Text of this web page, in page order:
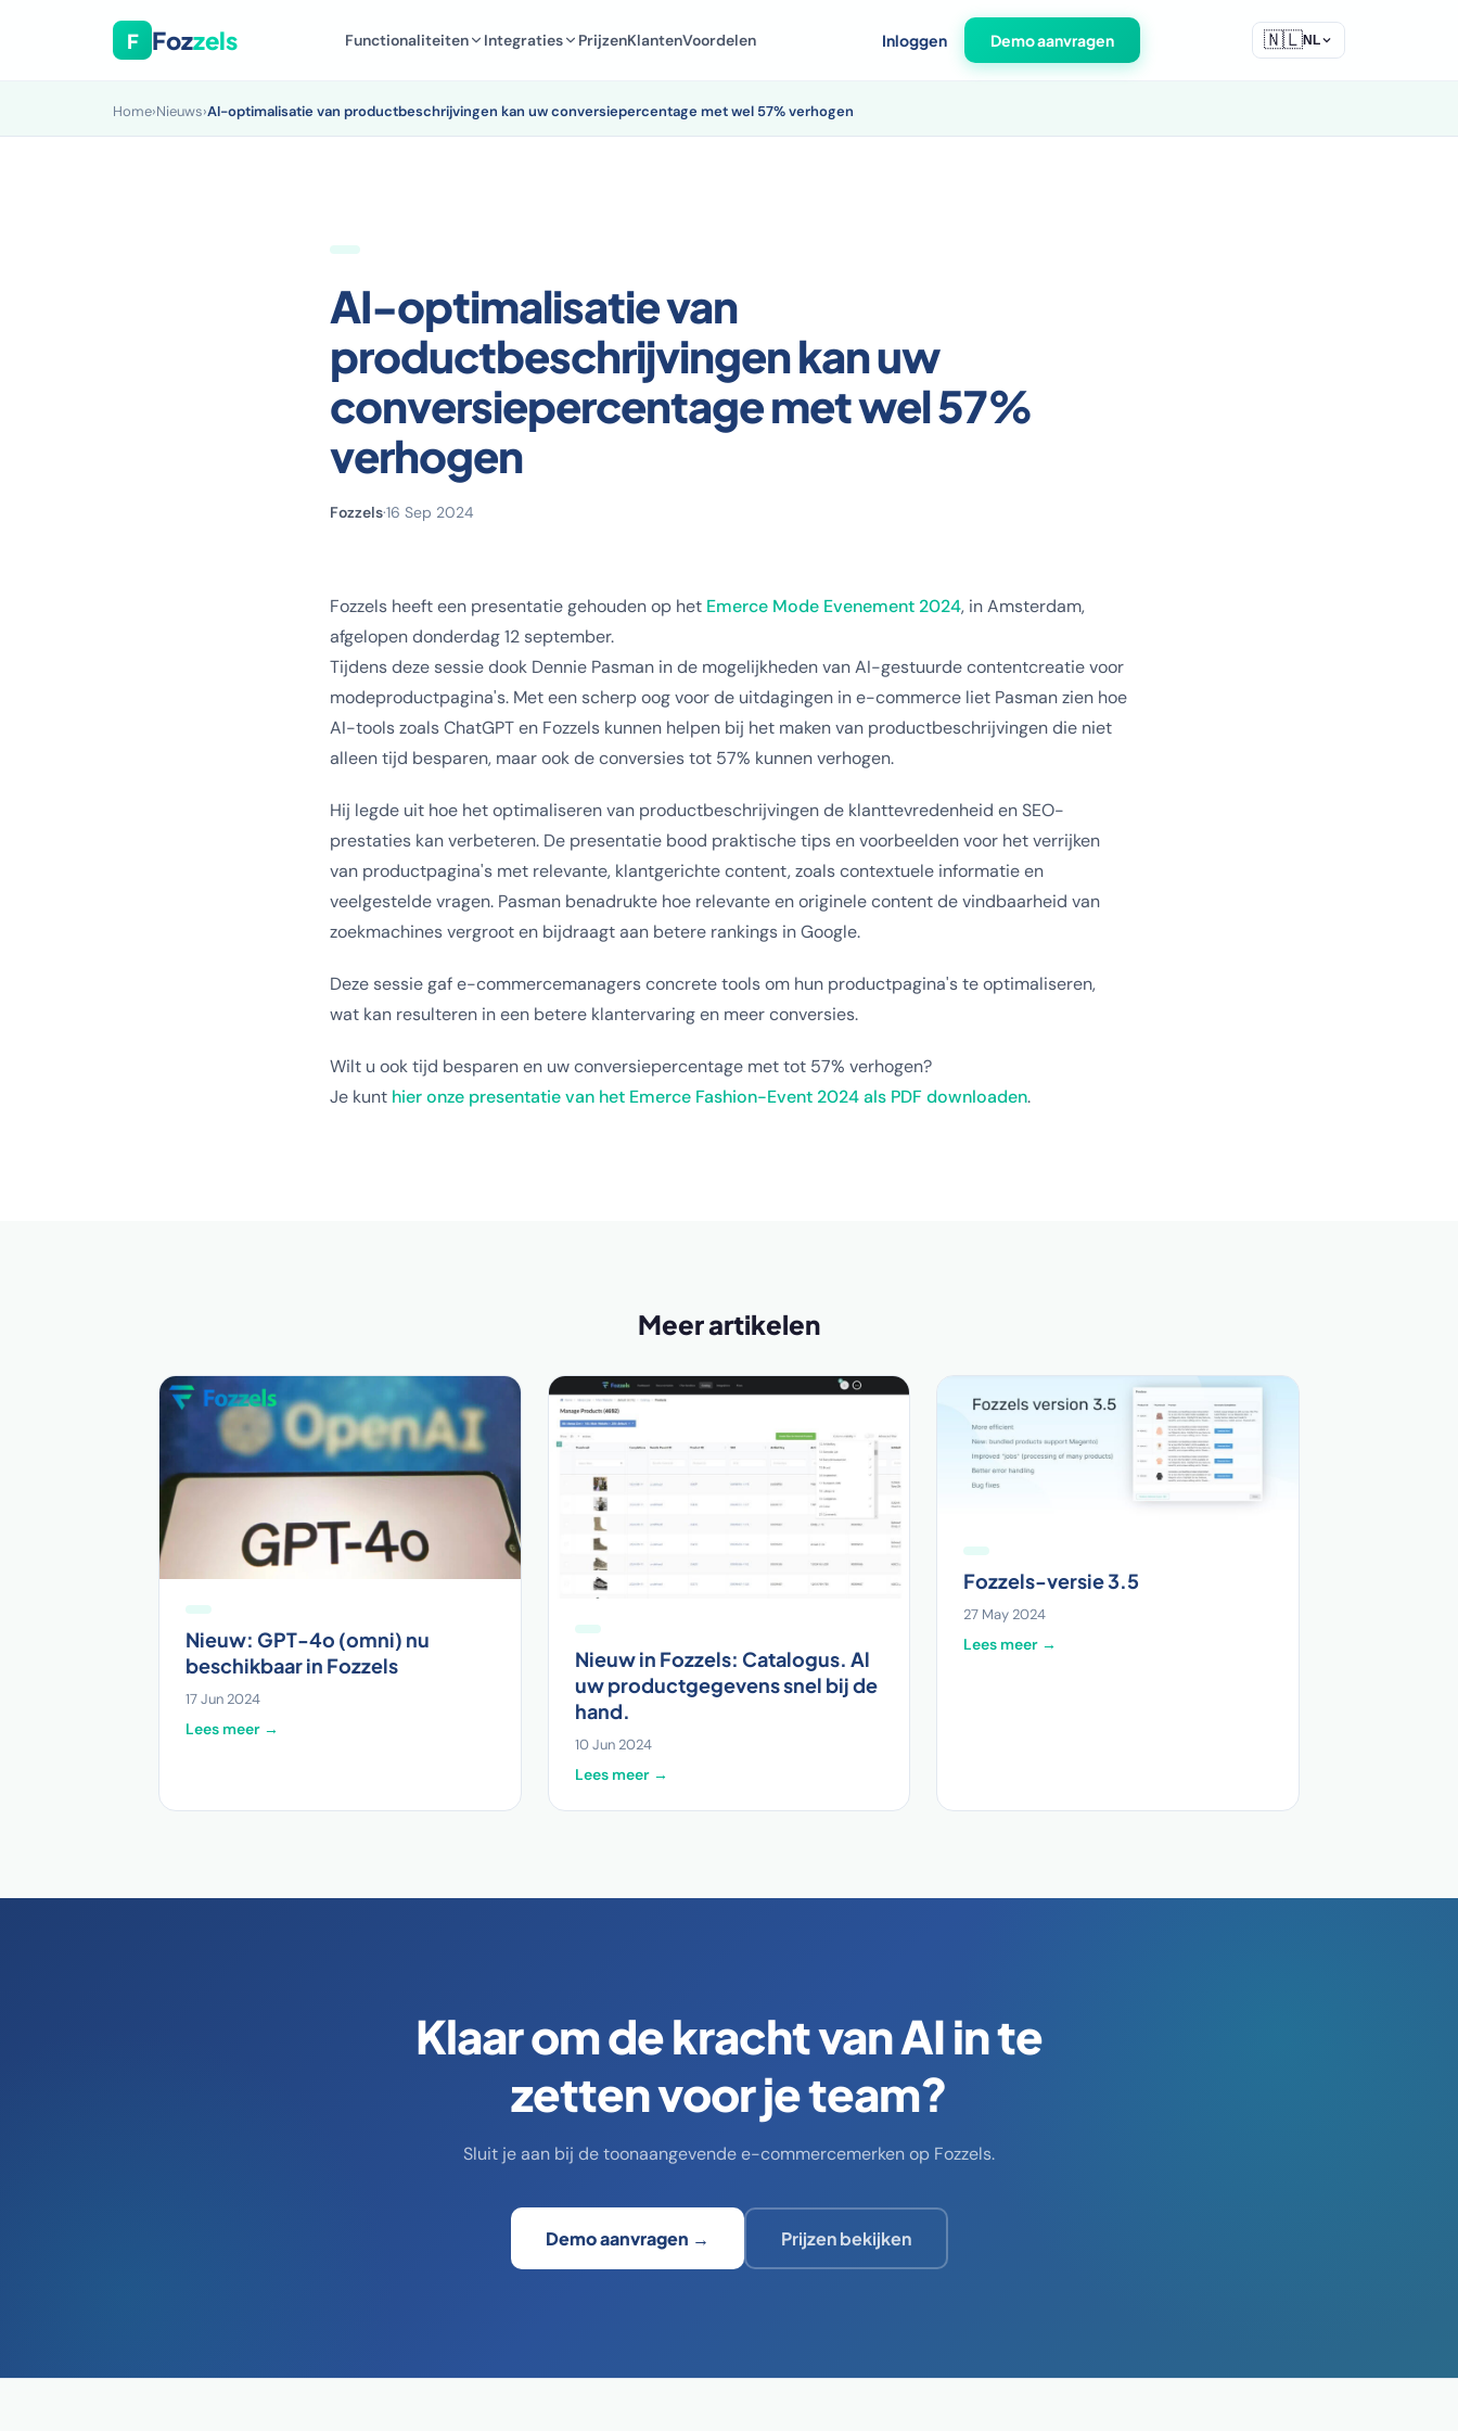
F Fozzels Functionaliteiten Integraties PrijzenKlantenVoordelen Inloggen Demo aanvragen 🇳🇱NL
Home›Nieuws›AI-optimalisatie van productbeschrijvingen kan uw conversiepercentage met wel 57% verhogen
AI-optimalisatie van
productbeschrijvingen kan uw
conversiepercentage met wel 57%
verhogen
Fozzels·16 Sep 2024
Fozzels heeft een presentatie gehouden op het Emerce Mode Evenement 2024, in Amsterdam,
afgelopen donderdag 12 september.
Tijdens deze sessie dook Dennie Pasman in de mogelijkheden van AI-gestuurde contentcreatie voor
modeproductpagina's. Met een scherp oog voor de uitdagingen in e-commerce liet Pasman zien hoe
AI-tools zoals ChatGPT en Fozzels kunnen helpen bij het maken van productbeschrijvingen die niet
alleen tijd besparen, maar ook de conversies tot 57% kunnen verhogen.
Hij legde uit hoe het optimaliseren van productbeschrijvingen de klanttevredenheid en SEO-
prestaties kan verbeteren. De presentatie bood praktische tips en voorbeelden voor het verrijken
van productpagina's met relevante, klantgerichte content, zoals contextuele informatie en
veelgestelde vragen. Pasman benadrukte hoe relevante en originele content de vindbaarheid van
zoekmachines vergroot en bijdraagt aan betere rankings in Google.
Deze sessie gaf e-commercemanagers concrete tools om hun productpagina's te optimaliseren,
wat kan resulteren in een betere klantervaring en meer conversies.
Wilt u ook tijd besparen en uw conversiepercentage met tot 57% verhogen?
Je kunt hier onze presentatie van het Emerce Fashion-Event 2024 als PDF downloaden.
Meer artikelen
Nieuw: GPT-4o (omni) nu
beschikbaar in Fozzels
17 Jun 2024
Lees meer →
Nieuw in Fozzels: Catalogus. Al
uw productgegevens snel bij de
hand.
10 Jun 2024
Lees meer →
Fozzels-versie 3.5
27 May 2024
Lees meer →
Klaar om de kracht van AI in te
zetten voor je team?
Sluit je aan bij de toonaangevende e-commercemerken op Fozzels.
Demo aanvragen → Prijzen bekijken